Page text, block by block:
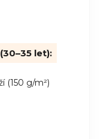
let):
(150 g/m²)